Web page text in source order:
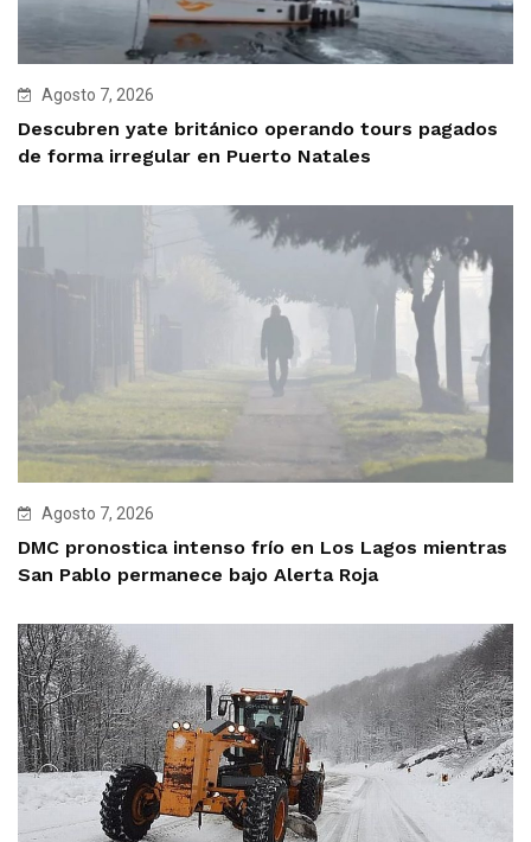
Agosto 7, 2026
Descubren yate británico operando tours pagados
de forma irregular en Puerto Natales
Agosto 7, 2026
DMC pronostica intenso frío en Los Lagos mientras
San Pablo permanece bajo Alerta Roja